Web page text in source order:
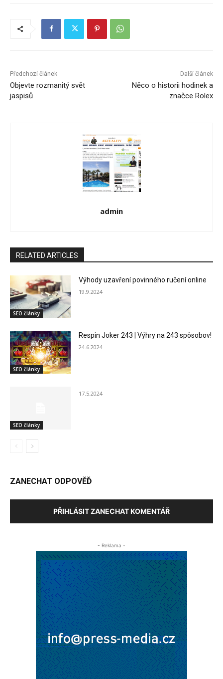
Předchozí článek
Objevte rozmanitý svět
jaspisů
Další článek
Něco o historii hodinek a
značce Rolex
admin
RELATED ARTICLES
SEO články
Výhody uzavření povinného ručení online
19.9.2024
SEO články
Respin Joker 243 | Výhry na 243 spôsobov!
24.6.2024
SEO články
17.5.2024
ZANECHAT ODPOVĚĎ
PŘIHLÁSIT ZANECHAT KOMENTÁŘ
- Reklama -